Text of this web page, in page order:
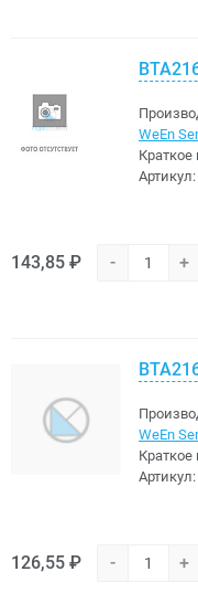
WeEn
Артикул:
143,85 ₽ - +
WeEn
Артикул:
126,55 ₽ - +